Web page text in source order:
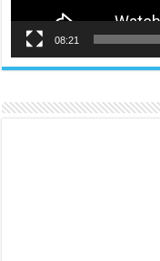
08:21